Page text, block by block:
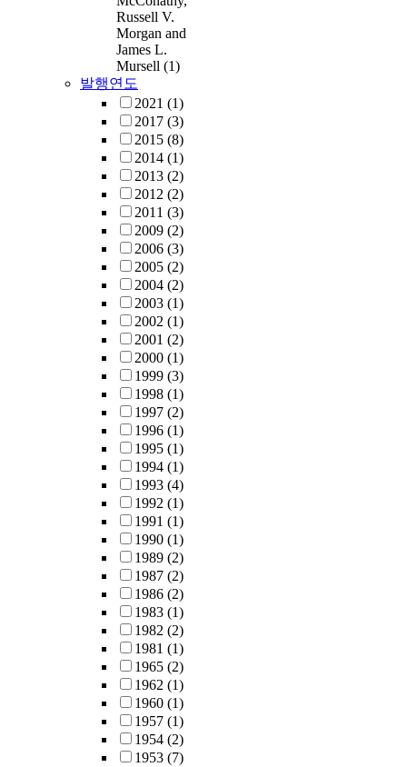
Russell V.
Morgan and
James L.
Mursell (1)
발행연도
2021 (1)
2017 (3)
2015 (8)
2014 (1)
2013 (2)
2012 (2)
2011 (3)
2009 (2)
2006 (3)
2005 (2)
2004 (2)
2003 (1)
2002 (1)
2001 (2)
2000 (1)
1999 (3)
1998 (1)
1997 (2)
1996 (1)
1995 (1)
1994 (1)
1993 (4)
1992 (1)
1991 (1)
1990 (1)
1989 (2)
1987 (2)
1986 (2)
1983 (1)
1982 (2)
1981 (1)
1965 (2)
1962 (1)
1960 (1)
1957 (1)
1954 (2)
1953 (7)